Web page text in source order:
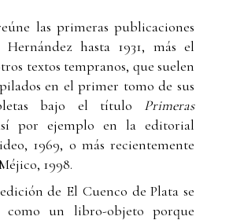
las primeras publicaciones
hasta 1931, más el
textos tempranos, que suelen
en el primer tomo de sus
bajo el título Primeras
por ejemplo en la editorial
1969, o más recientemente
1998.
de El Cuenco de Plata se
como un libro-objeto porque